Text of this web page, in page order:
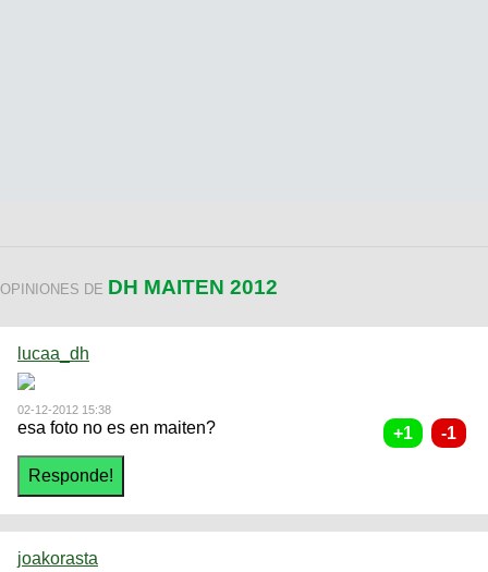
OPINIONES DE DH MAITEN 2012
lucaa_dh
02-12-2012 15:38
esa foto no es en maiten?
joakorasta